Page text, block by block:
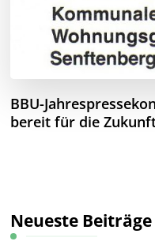
BBU-
bereit für die
Neueste Beiträge